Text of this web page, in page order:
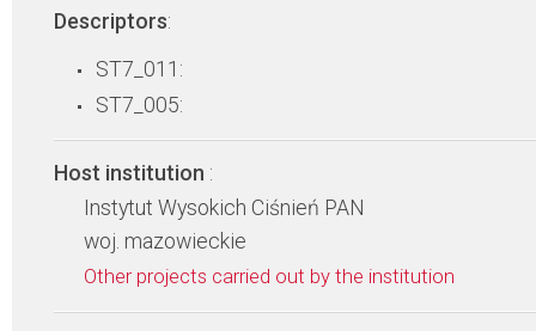
Descriptors:
ST7_011:
ST7_005:
Host institution :
Instytut Wysokich Ciśnień PAN
woj. mazowieckie
Other projects carried out by the institution